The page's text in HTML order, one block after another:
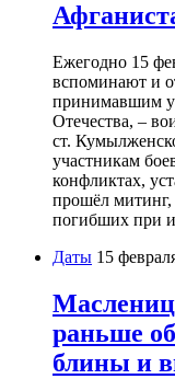
Ежегодно 15
вспоминают и
принимавшим
Отечества, –
ст.
участникам
конфликтах,
прошёл
погибших при
Даты 15
раньше
блины и